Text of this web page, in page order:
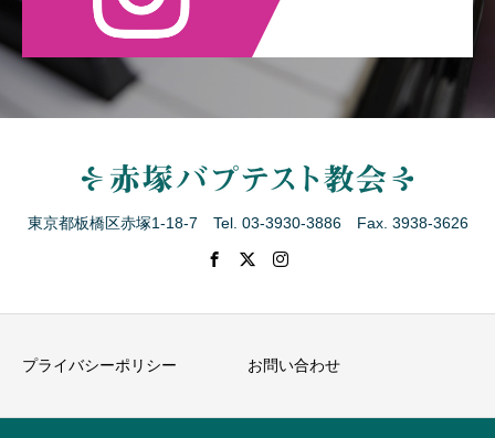
東京都板橋区赤塚1-18-7 Tel. 03-3930-3886 Fax. 3938-3626
プライバシーポリシー お問い合わせ